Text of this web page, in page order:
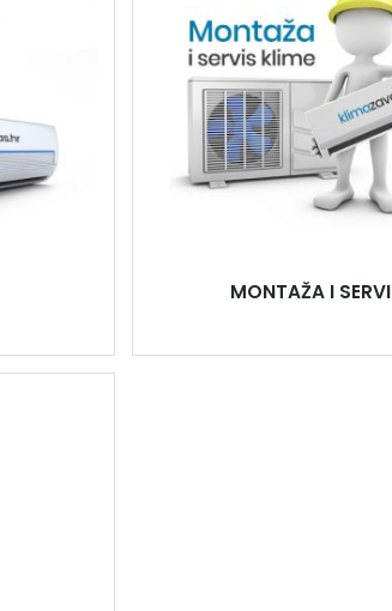
MONTAŽA I